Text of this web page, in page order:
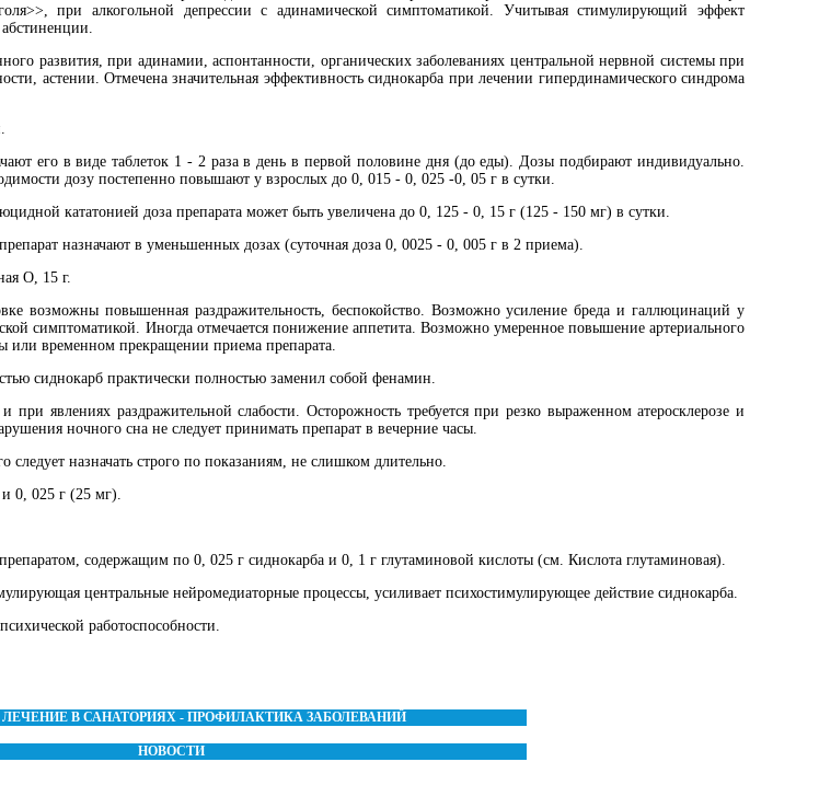
при алкогольной депрессии с адинамической симптоматикой. Учитывая стимулирующий эффект
развития, при адинамии, аспонтанности, органических заболеваниях центральной нервной системы при
астении. Отмечена значительная эффективность сиднокарба при лечении гипердинамического синдрома
его в виде таблеток 1 - 2 раза в день в первой половине дня (до еды). Дозы подбирают индивидуально.
дозу постепенно повышают у взрослых до 0, 015 - 0, 025 -0, 05 г в сутки.
кататонией доза препарата может быть увеличена до 0, 125 - 0, 15 г (125 - 150 мг) в сутки.
назначают в уменьшенных дозах (суточная доза 0, 0025 - 0, 005 г в 2 приема).
О, 15 г.
возможны повышенная раздражительность, беспокойство. Возможно усиление бреда и галлюцинаций у
симптоматикой. Иногда отмечается понижение аппетита. Возможно умеренное повышение артериального
или временном прекращении приема препарата.
сиднокарб практически полностью заменил собой фенамин.
явлениях раздражительной слабости. Осторожность требуется при резко выраженном атеросклерозе и
ночного сна не следует принимать препарат в вечерние часы.
назначать строго по показаниям, не слишком длительно.
0, 025 г (25 мг).
содержащим по 0, 025 г сиднокарба и 0, 1 г глутаминовой кислоты (см. Кислота глутаминовая).
центральные нейромедиаторные процессы, усиливает психостимулирующее действие сиднокарба.
работоспособности.
В САНАТОРИЯХ - ПРОФИЛАКТИКА ЗАБОЛЕВАНИЙ
НОВОСТИ